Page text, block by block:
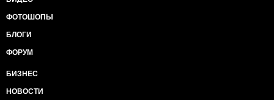
ФОТОШОПЫ
БЛОГИ
ФОРУМ
БИЗНЕС
НОВОСТИ